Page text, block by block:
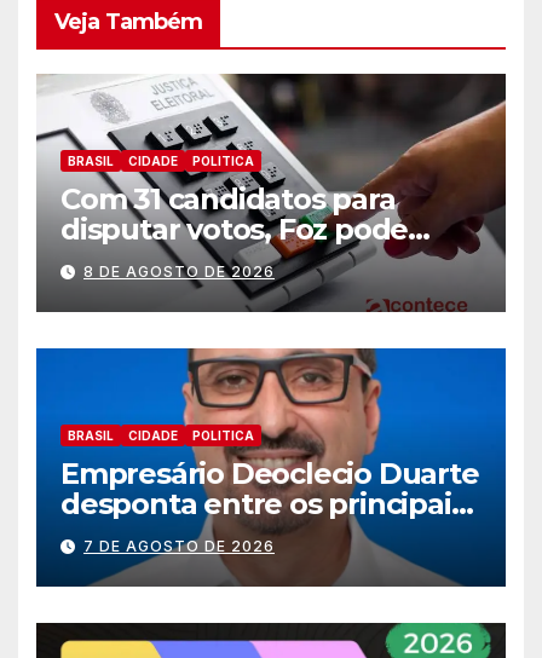
Veja Também
BRASIL CIDADE POLITICA
Com 31 candidatos para
disputar votos, Foz pode
perder representatividade
8 DE AGOSTO DE 2026
BRASIL CIDADE POLITICA
Empresário Deoclecio Duarte
desponta entre os principais
nomes do União Brasil para
deputado estadual
7 DE AGOSTO DE 2026